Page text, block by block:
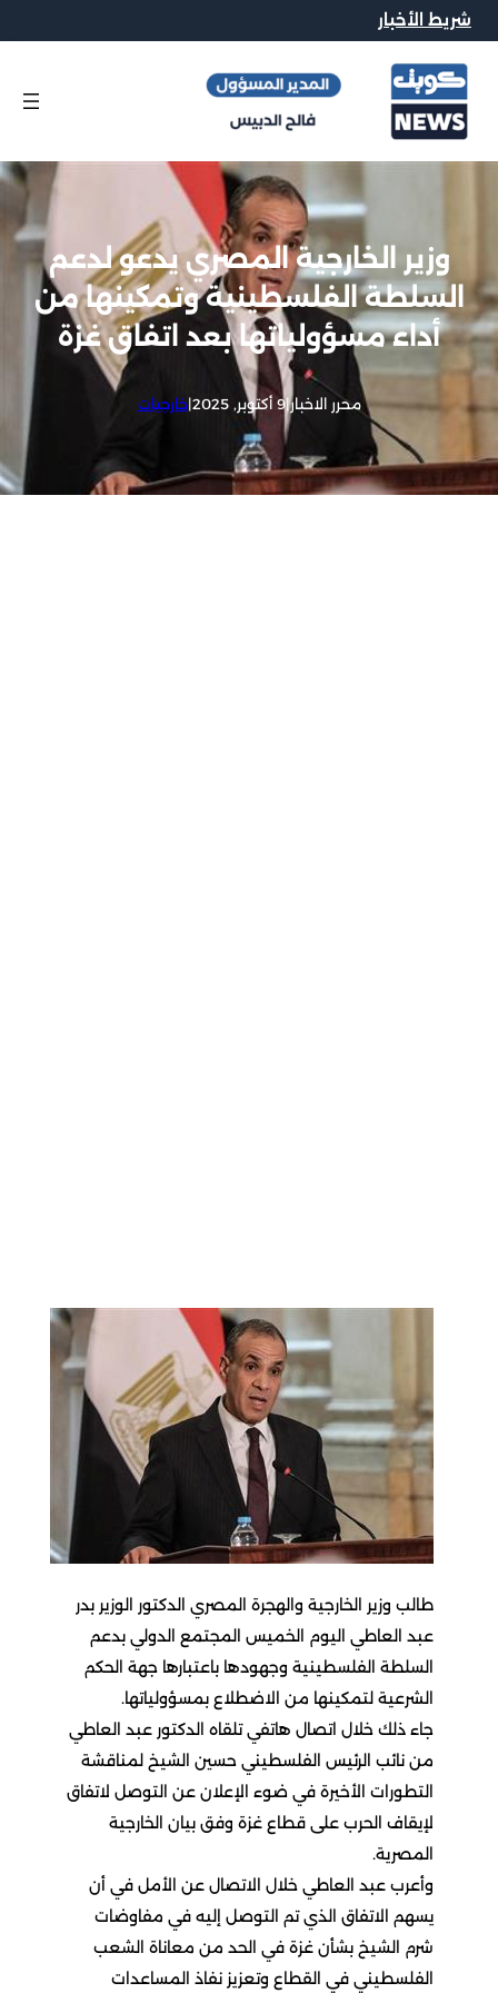
شريط الأخبار
وزير الخارجية المصري يدعو لدعم
السلطة الفلسطينية وتمكينها من
أداء مسؤولياتها بعد اتفاق غزة
محرر الاخبار|9 أكتوبر, 2025 |خارجيات
طالب وزير الخارجية والهجرة المصري الدكتور الوزير بدر
عبد العاطي اليوم الخميس المجتمع الدولي بدعم
السلطة الفلسطينية وجهودها باعتبارها جهة الحكم
الشرعية لتمكينها من الاضطلاع بمسؤولياتها.
جاء ذلك خلال اتصال هاتفي تلقاه الدكتور عبد العاطي
من نائب الرئيس الفلسطيني حسين الشيخ لمناقشة
التطورات الأخيرة في ضوء الإعلان عن التوصل لاتفاق
لإيقاف الحرب على قطاع غزة وفق بيان الخارجية
المصرية.
وأعرب عبد العاطي خلال الاتصال عن الأمل في أن
يسهم الاتفاق الذي تم التوصل إليه في مفاوضات
شرم الشيخ بشأن غزة في الحد من معاناة الشعب
الفلسطيني في القطاع وتعزيز نفاذ المساعدات